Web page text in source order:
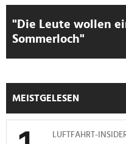
"Die Leute wollen
Sommerloch"
MEISTGELESEN
LUFTFAHRT-